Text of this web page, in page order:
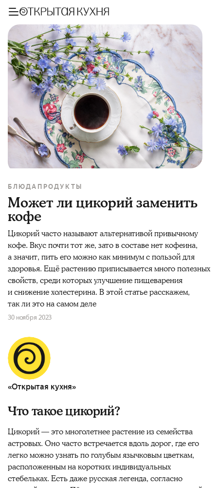
БЛЮДА ПРОДУКТЫ
Может ли цикорий заменить
кофе
Цикорийчасто называют альтернативой привычному
кофе. Вкус почти тот же, зато в составе неткофеина,
а значит, питьего можно как минимум спользойдля
здоровья. Ещё растению приписывается многополезных
свойств, среди которых улучшение пищеварения
и снижение холестерина. В этой статье расскажем,
так ли это на самом деле
30 ноября 2023
«Открытая кухня»
Что такое цикорий?
Цикорий — это многолетнее растение из семейства
астровых. Оно часто встречается вдоль дорог, где его
легко можно узнать по голубым язычковым цветкам,
расположенным на коротких индивидуальных
стебельках. Есть даже русская легенда, согласно